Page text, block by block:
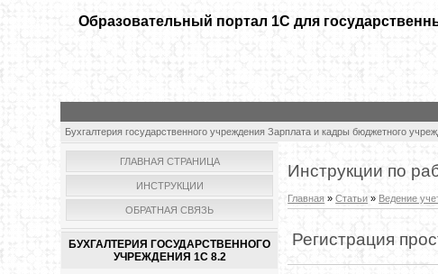
Образовательный портал 1С для
Бухгалтерия государственного учреждения Зарплата и кадры бюджетного
ГЛАВНАЯ СТРАНИЦА
ИНСТРУКЦИИ
ОБРАТНАЯ СВЯЗЬ
БУХГАЛТЕРИЯ ГОСУДАРСТВЕННОГО
УЧРЕЖДЕНИЯ 1С 8.2
Инструкции по
Главная »Статьи » Ведение
Регистрация